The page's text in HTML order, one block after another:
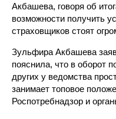
Акбашева, говоря об
возможности получить
страховщиков стоят
Зульфира Акбашева
пояснила, что в оборот
других у ведомства
занимает топовое
Роспотребнадзор и